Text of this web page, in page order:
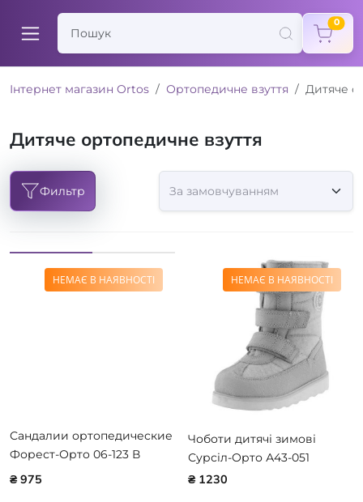
0
Інтернет магазин Ortos Ортопедичне взуття Дитяче
Дитяче ортопедичне взуття
Фильтр
НЕМАЄ В НАЯВНОСТІ
Сандалии ортопедические
Форест-Орто 06-123 В
наличии 23р.
₴ 975
НЕМАЄ В НАЯВНОСТІ
Чоботи дитячі зимові
Сурсіл-Орто А43-051
₴ 1230